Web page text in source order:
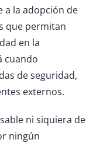
a la adopción de
que permitan
en la
cuando
de seguridad,
externos.
ni siquiera de
ningún